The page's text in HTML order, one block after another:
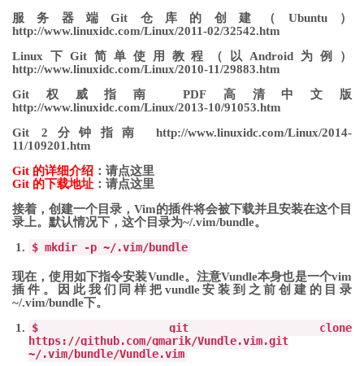
服务器端Git仓库的创建（Ubuntu）
http://www.linuxidc.com/Linux/2011-02/32542.htm
Linux下Git简单使用教程（以Android为例）
http://www.linuxidc.com/Linux/2010-11/29883.htm
Git权威指南 PDF高清中文版
http://www.linuxidc.com/Linux/2013-10/91053.htm
Git 2分钟指南 http://www.linuxidc.com/Linux/2014-
11/109201.htm
Git 的详细介绍 ：请点这里
Git 的下载地址 ：请点这里
接着，创建一个目录，Vim的插件将会被下载并且安装在这个目
录上。默认情况下，这个目录为~/.vim/bundle。
$ mkdir
-p ~/.vim/bundle
现在，使用如下指令安装Vundle。注意Vundle本身也是一个vim
插件。因此我们同样把vundle安装到之前创建的目录
~/.vim/bundle下。
$ git clone
https: //github.com/gmarik/Vundle.vim.git
~/.vim/bundle/Vundle.vim